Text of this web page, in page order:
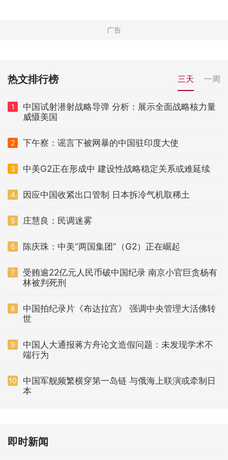
热文排行榜 三天 一周
1
中国试射潜射战略导弹 分析：展示全面战略核力量
威慑美国
2 下午察：谣言下被网暴的中国驻印度大使
3 中美G2正在形成中 建设性战略稳定关系或难延续
4 因应中国收紧出口管制 日本拆冷气机取稀土
5 庄慧良：民调迷雾
6 陈庆珠：中美“两国集团”（G2）正在崛起
7
受贿逾22亿元人民币破中国纪录 南京小官巨贪杨有
林被判死刑
8
中国拍纪录片《布达拉宫》 强调中央管理大活佛转
世
9
中国人大通报蒋方舟论文造假问题：未发现学术不
端行为
10
中国军舰频繁横穿第一岛链 与俄海上联演或牵制日
本
即时新闻